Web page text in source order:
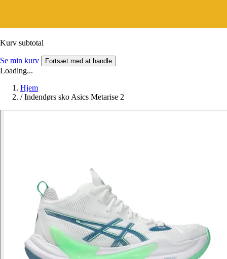
Kurv subtotal
Se min kurv Fortsæt med at handle
Loading...
Hjem
/ Indendørs sko Asics Metarise 2